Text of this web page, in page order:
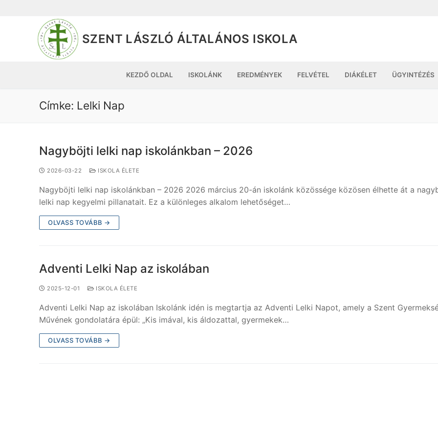
SZENT LÁSZLÓ ÁLTALÁNOS ISKOLA
KEZDŐ OLDAL ISKOLÁNK EREDMÉNYEK FELVÉTEL DIÁKÉLET ÜGYINTÉZÉS
Címke: Lelki Nap
Nagyböjti lelki nap iskolánkban – 2026
2026-03-22 ISKOLA ÉLETE
Nagyböjti lelki nap iskolánkban – 2026 2026 március 20-án iskolánk közössége közösen élhette át a
lelki nap kegyelmi pillanatait. Ez a különleges alkalom lehetőséget…
OLVASS TOVÁBB →
Adventi Lelki Nap az iskolában
2025-12-01 ISKOLA ÉLETE
Adventi Lelki Nap az iskolában Iskolánk idén is megtartja az Adventi Lelki Napot, amely a Szent
Művének gondolatára épül: „Kis imával, kis áldozattal, gyermekek…
OLVASS TOVÁBB →